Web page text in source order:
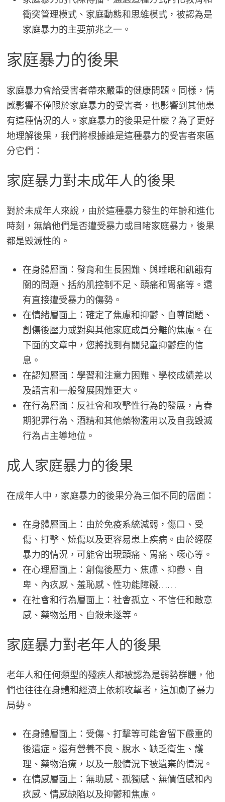
衝突管理模式、家庭動態和思維模式，被認為是
家庭暴力的主要前兆之一。
家庭暴力的後果
家庭暴力會給受害者帶來嚴重的健康問題。同樣，情
感影響不僅限於家庭暴力的受害者，也影響到其他患
有這種情況的人。家庭暴力的後果是什麼？為了更好
地理解後果，我們將根據誰是這種暴力的受害者來區
分它們：
家庭暴力對未成年人的後果
對於未成年人來說，由於這種暴力發生的年齡和進化
時刻，無論他們是否遭受暴力或目睹家庭暴力，後果
都是毀滅性的。
在身體層面：發育和生長困難、與睡眠和飢餓有
關的問題、括約肌控制不足、頭痛和胃痛等。還
有直接遭受暴力的傷勢。
在情緒層面上：確定了焦慮和抑鬱、自尊問題、
創傷後壓力或對與其他家庭成員分離的焦慮。在
下面的文章中，您將找到有關兒童抑鬱症的信
息。
在認知層面：學習和注意力困難、學校成績差以
及語言和一般發展困難更大。
在行為層面：反社會和攻擊性行為的發展，青春
期犯罪行為、酒精和其他藥物濫用以及自我毀滅
行為占主導地位。
成人家庭暴力的後果
在成年人中，家庭暴力的後果分為三個不同的層面：
在身體層面上：由於免疫系統減弱，傷口、受
傷、打擊、燒傷以及更容易患上疾病。由於經歷
暴力的情況，可能會出現頭痛、胃痛、噁心等。
在心理層面上：創傷後壓力、焦慮、抑鬱、自
卑、內疚感、羞恥感、性功能障礙……
在社會和行為層面上：社會孤立、不信任和敵意
感、藥物濫用、自殺未遂等。
家庭暴力對老年人的後果
老年人和任何類型的殘疾人都被認為是弱勢群體，他
們也往往在身體和經濟上依賴攻擊者，這加劇了暴力
局勢。
在身體層面上：受傷、打擊等可能會留下嚴重的
後遺症。還有營養不良、脫水、缺乏衛生、護
理、藥物治療，以及一般情況下被遺棄的情況。
在情感層面上：無助感、孤獨感、無價值感和內
疚感、情感缺陷以及抑鬱和焦慮。